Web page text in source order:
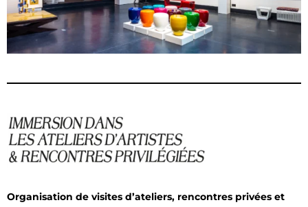
Organisation de visites d’ateliers, rencontres privées et